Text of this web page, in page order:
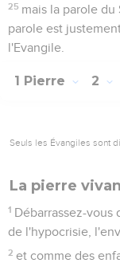
25 mais la parole
parole est
l'Evangile.
1 Pierre 2
Seuls les Évangiles sont
La pierre
1 Débarrassez-vous
de l'hypocrisie,
2 et comme des